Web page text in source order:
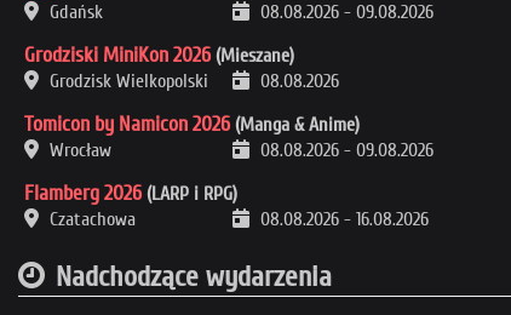
Gdańsk
08.08.2026 - 09.08.2026
Grodziski MiniKon 2026 (Mieszane)
Grodzisk Wielkopolski
08.08.2026
Tomicon by Namicon 2026 (Manga & Anime)
Wrocław
08.08.2026 - 09.08.2026
Flamberg 2026 (LARP i RPG)
Czatachowa
08.08.2026 - 16.08.2026
Nadchodzące wydarzenia